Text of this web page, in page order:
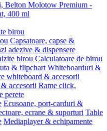
Belton Molotow Premium -
400 ml
birou
Capsatoare, capse &
adezive & dispensere
birou Calculatoare de birou
& flipchart Whiteboarduri &
whiteboard & accesorii
accesorii Rame click,
perete
Ecusoane, port-carduri &
ecrane & suporturi Table
Mediaplayer & echipamente